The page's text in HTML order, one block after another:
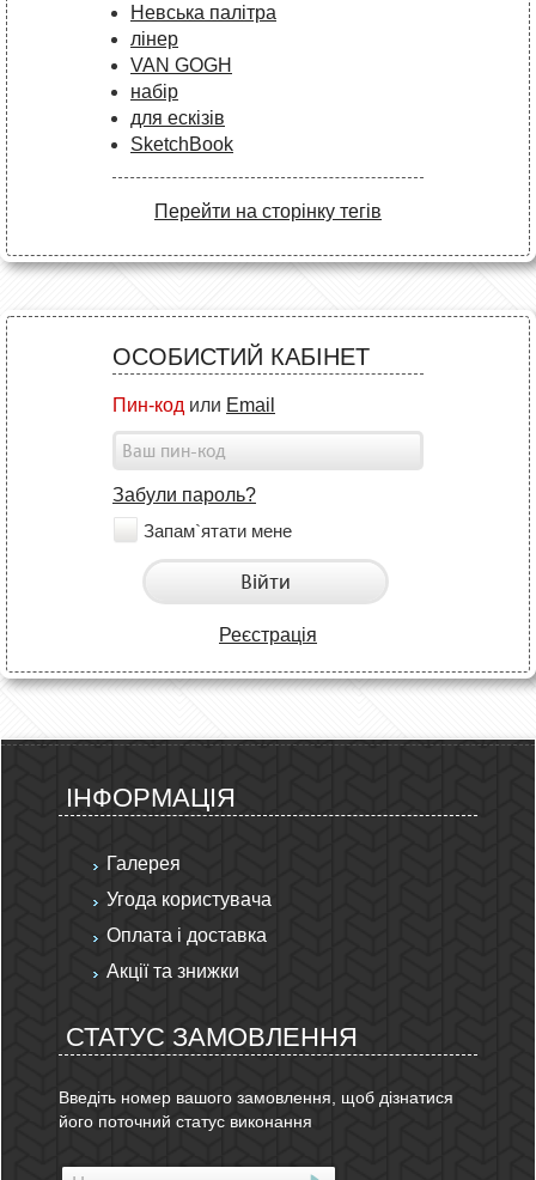
Невська палітра
лінер
VAN GOGH
набір
для ескізів
SketchBook
Перейти на сторінку тегів
ОСОБИСТИЙ КАБІНЕТ
Пин-код или Email
Забули пароль?
Запам`ятати мене
Війти
Реєстрація
ІНФОРМАЦІЯ
Галерея
Угода користувача
Оплата і доставка
Акції та знижки
СТАТУС ЗАМОВЛЕННЯ
Введіть номер вашого замовлення, щоб дізнатися
його поточний статус виконання